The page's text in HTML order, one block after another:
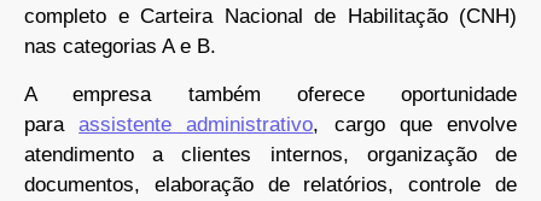
completo e Carteira Nacional de Habilitação (CNH)
nas categorias A e B.
A empresa também oferece oportunidade
paraassistente administrativo, cargo que envolve
atendimento a clientes internos, organização de
documentos, elaboração de relatórios, controle de